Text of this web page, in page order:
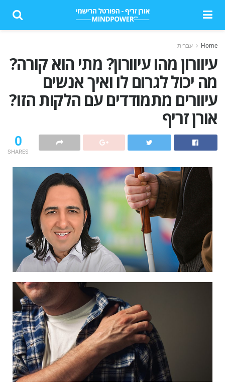
Home עברית
עיוורון מהו עיוורון? מתי הוא קורה?
מה יכול לגרום לו ואיך אנשים
עיוורים מתמודדים עם הלקות הזו?
אורן זריף
0
SHARES